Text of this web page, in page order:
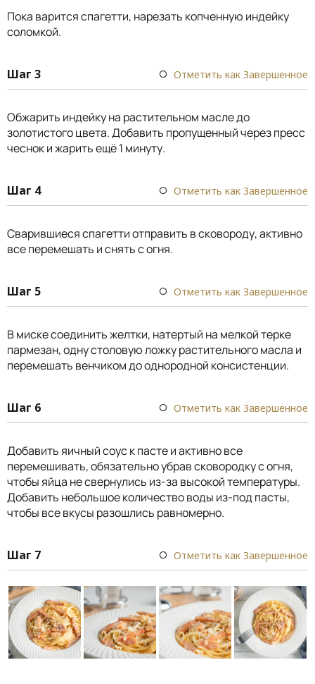
Пока варится спагетти, нарезать копченную индейку
соломкой.
Шаг 3 Отметить как Завершенное
Обжарить индейку на растительном масле до
золотистого цвета. Добавить пропущенный через пресс
чеснок и жарить ещё 1 минуту.
Шаг 4 Отметить как Завершенное
Сварившиеся спагетти отправить в сковороду, активно
все перемешать и снять с огня.
Шаг 5 Отметить как Завершенное
В миске соединить желтки, натертый на мелкой терке
пармезан, одну столовую ложку растительного масла и
перемешать венчиком до однородной консистенции.
Шаг 6 Отметить как Завершенное
Добавить яичный соус к пасте и активно все
перемешивать, обязательно убрав сковородку с огня,
чтобы яйца не свернулись из-за высокой температуры.
Добавить небольшое количество воды из-под пасты,
чтобы все вкусы разошлись равномерно.
Шаг 7 Отметить как Завершенное